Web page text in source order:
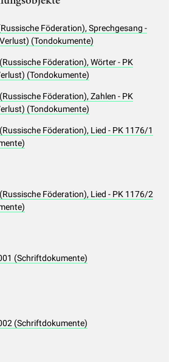
Föderation), Sprechgesang -
(Tondokumente)
Föderation), Wörter - PK
(Tondokumente)
Föderation), Zahlen - PK
(Tondokumente)
Föderation), Lied - PK 1176/1
Föderation), Lied - PK 1176/2
(Schriftdokumente)
(Schriftdokumente)